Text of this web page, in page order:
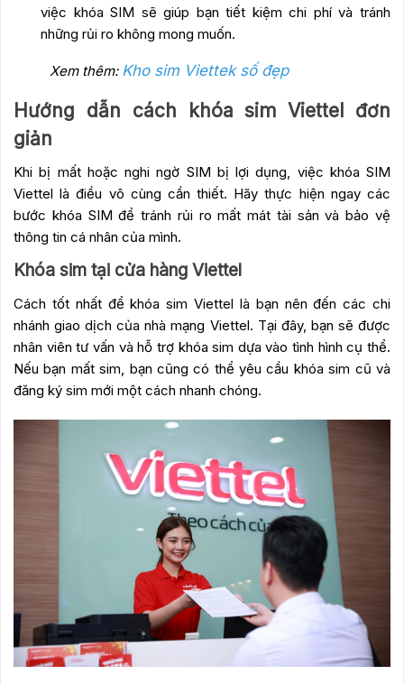
việc khóa SIM sẽ giúp bạn tiết kiệm chi phí và tránh
những rủi ro không mong muốn.
Xem thêm: Kho sim Viettek số đẹp
Hướng dẫn cách khóa sim Viettel đơn
giản
Khi bị mất hoặc nghi ngờ SIM bị lợi dụng, việc khóa SIM
Viettel là điều vô cùng cần thiết. Hãy thực hiện ngay các
bước khóa SIM để tránh rủi ro mất mát tài sản và bảo vệ
thông tin cá nhân của mình.
Khóa sim tại cửa hàng Viettel
Cách tốt nhất để khóa sim Viettel là bạn nên đến các chi
nhánh giao dịch của nhà mạng Viettel. Tại đây, bạn sẽ được
nhân viên tư vấn và hỗ trợ khóa sim dựa vào tình hình cụ thể.
Nếu bạn mất sim, bạn cũng có thể yêu cầu khóa sim cũ và
đăng ký sim mới một cách nhanh chóng.